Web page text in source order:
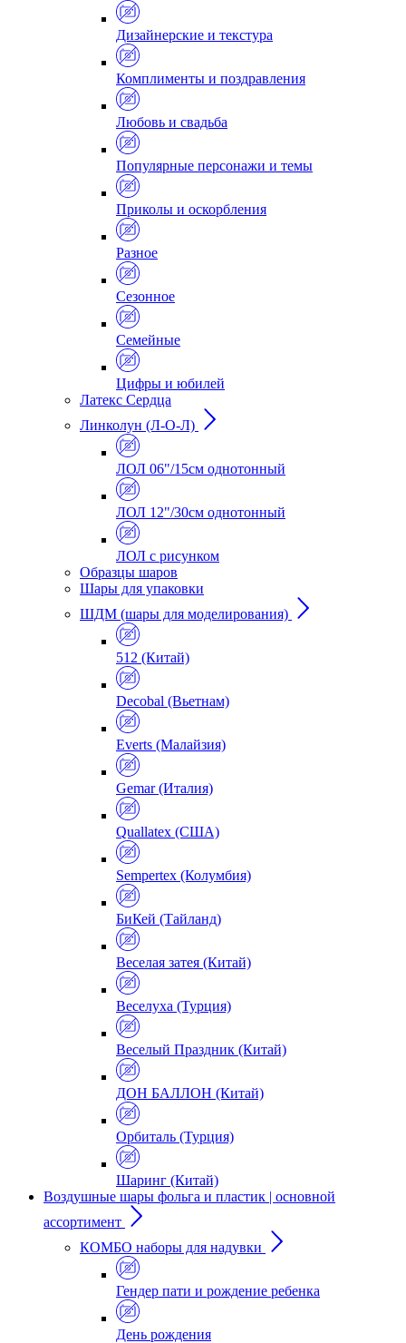
Дизайнерские и текстура
Комплименты и поздравления
Любовь и свадьба
Популярные персонажи и темы
Приколы и оскорбления
Разное
Сезонное
Семейные
Цифры и юбилей
Латекс Сердца
Линколун (Л-О-Л)
ЛОЛ 06"/15см однотонный
ЛОЛ 12"/30см однотонный
ЛОЛ с рисунком
Образцы шаров
Шары для упаковки
ШДМ (шары для моделирования)
512 (Китай)
Decobal (Вьетнам)
Everts (Малайзия)
Gemar (Италия)
Quallatex (США)
Sempertex (Колумбия)
БиКей (Тайланд)
Веселая затея (Китай)
Веселуха (Турция)
Веселый Праздник (Китай)
ДОН БАЛЛОН (Китай)
Орбиталь (Турция)
Шаринг (Китай)
Воздушные шары фольга и пластик | основной
ассортимент
КОМБО наборы для надувки
Гендер пати и рождение ребенка
День рождения